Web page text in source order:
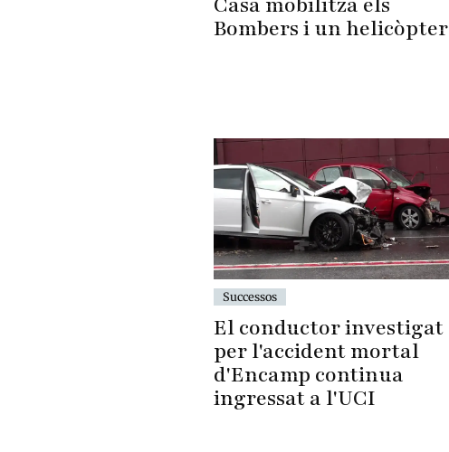
Bombers i un helicòpter
Successos
El conductor investigat
per l'accident mortal
d'Encamp continua
ingressat a l'UCI